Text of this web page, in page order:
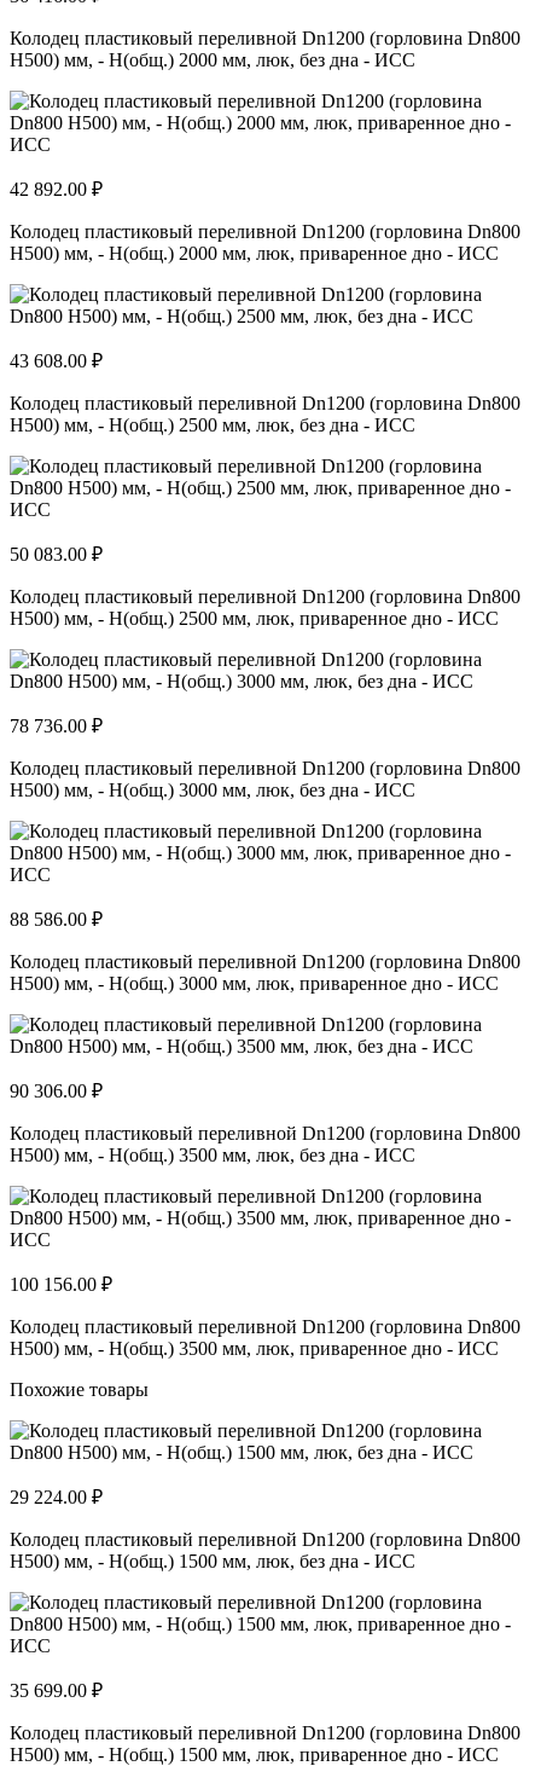
Колодец пластиковый переливной Dn1200 (горловина Dn800
H500) мм, - H(общ.) 2000 мм, люк, без дна - ИСС
42 892.00 ₽
Колодец пластиковый переливной Dn1200 (горловина Dn800
H500) мм, - H(общ.) 2000 мм, люк, приваренное дно - ИСС
43 608.00 ₽
Колодец пластиковый переливной Dn1200 (горловина Dn800
H500) мм, - H(общ.) 2500 мм, люк, без дна - ИСС
50 083.00 ₽
Колодец пластиковый переливной Dn1200 (горловина Dn800
H500) мм, - H(общ.) 2500 мм, люк, приваренное дно - ИСС
78 736.00 ₽
Колодец пластиковый переливной Dn1200 (горловина Dn800
H500) мм, - H(общ.) 3000 мм, люк, без дна - ИСС
88 586.00 ₽
Колодец пластиковый переливной Dn1200 (горловина Dn800
H500) мм, - H(общ.) 3000 мм, люк, приваренное дно - ИСС
90 306.00 ₽
Колодец пластиковый переливной Dn1200 (горловина Dn800
H500) мм, - H(общ.) 3500 мм, люк, без дна - ИСС
100 156.00 ₽
Колодец пластиковый переливной Dn1200 (горловина Dn800
H500) мм, - H(общ.) 3500 мм, люк, приваренное дно - ИСС
Похожие товары
29 224.00 ₽
Колодец пластиковый переливной Dn1200 (горловина Dn800
H500) мм, - H(общ.) 1500 мм, люк, без дна - ИСС
35 699.00 ₽
Колодец пластиковый переливной Dn1200 (горловина Dn800
H500) мм, - H(общ.) 1500 мм, люк, приваренное дно - ИСС